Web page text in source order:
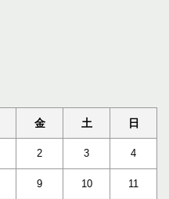
金 土 日
2 3 4
9 10 11